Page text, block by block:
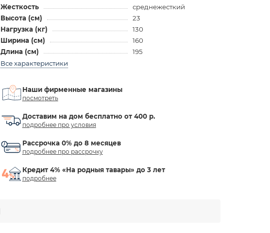
Жесткость
среднежесткий
Высота (см)
23
Нагрузка (кг)
130
Ширина (см)
160
Длина (см)
195
Все характеристики
Наши фирменные магазины
посмотреть
Доставим на дом бесплатно от 400 р.
подробнее про условия
Рассрочка 0% до 8 месяцев
подробнее про рассрочку
Кредит 4% «На родныя тавары» до 3 лет
подробнее